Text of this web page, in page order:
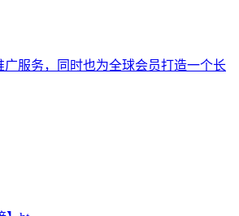
服务，同时也为全球会员打造一个长